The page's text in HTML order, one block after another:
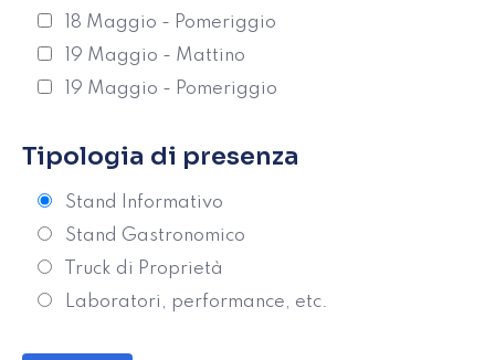
18 Maggio - Pomeriggio
19 Maggio - Mattino
19 Maggio - Pomeriggio
Tipologia di presenza
Stand Informativo
Stand Gastronomico
Truck di Proprietà
Laboratori, performance, etc.